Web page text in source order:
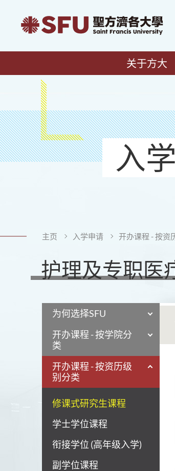
关于方大
入
主页 入学申请 开办课程 - 按资
护理及专职医
为何选择SFU
开办课程 - 按学院分
类
开办课程 - 按资历级
别分类
修课式研究生课程
学士学位课程
衔接学位 (高年级入学)
副学位课程